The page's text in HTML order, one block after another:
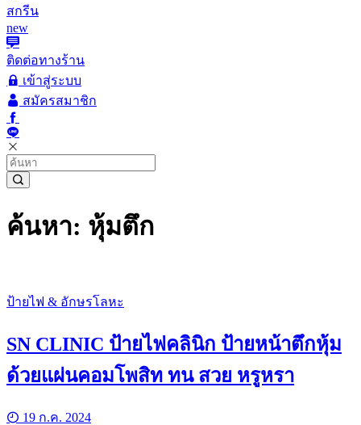
สกรีน
new
ติดต่อทางร้าน
เข้าสู่ระบบ
สมัครสมาชิก
ค้นหา: หุ้มตึก
ป้ายไฟ & อักษรโลหะ
SN CLINIC ป้ายไฟคลินิก ป้ายหน้าตึกหุ้ม
ด้วยแผ่นคอมโพสิท ทน สวย หรูหรา
19 ก.ค. 2024